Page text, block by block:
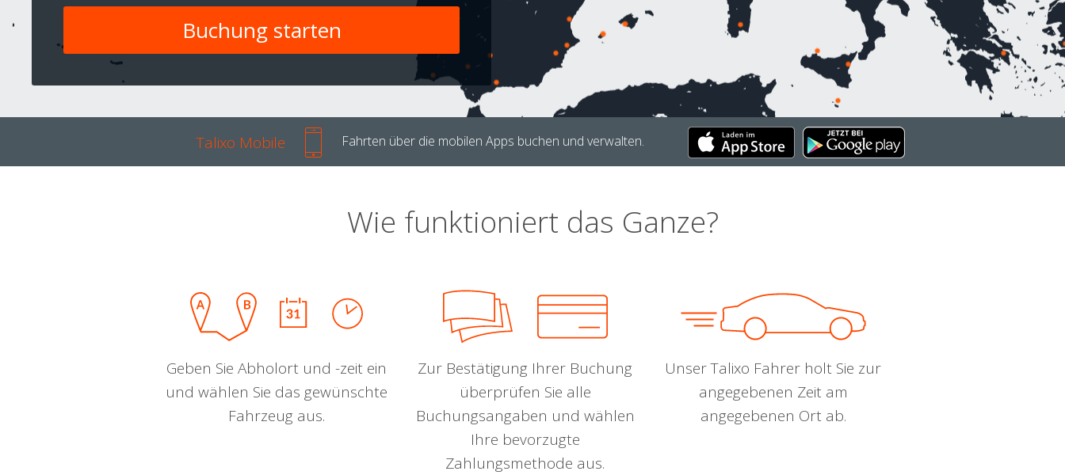
Talixo Mobile Fahrten über die mobilen Apps buchen und verwalten.
Wie funktioniert das Ganze?
Geben Sie Abholort und -zeit ein
und wählen Sie das gewünschte
Fahrzeug aus.
Zur Bestätigung Ihrer Buchung
überprüfen Sie alle
Buchungsangaben und wählen
Ihre bevorzugte
Zahlungsmethode aus.
Unser Talixo Fahrer holt Sie zur
angegebenen Zeit am
angegebenen Ort ab.